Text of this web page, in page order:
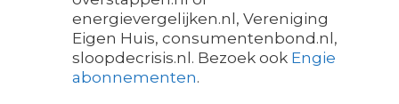
energievergelijken.nl, Vereniging
Eigen Huis, consumentenbond.nl,
sloopdecrisis.nl. Bezoek ook Engie
abonnementen.